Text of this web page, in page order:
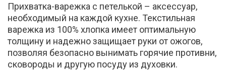
Прихватка-варежка с петелькой – аксессуар,
необходимый на каждой кухне. Текстильная
варежка из 100% хлопка имеет оптимальную
толщину и надежно защищает руки от ожогов,
позволяя безопасно вынимать горячие противни,
сковороды и другую посуду из духовки.